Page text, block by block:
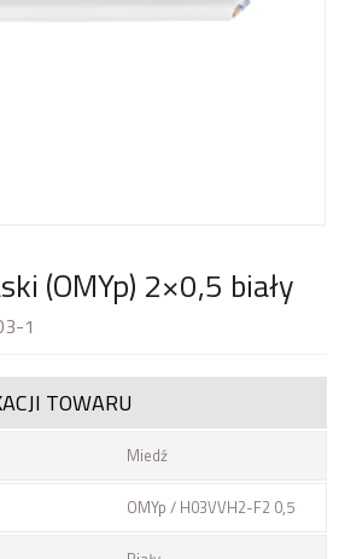
(OMYp) 2×0,5 biały
1
TOWARU
Miedź
OMYp / H03VVH2-F2 0,5